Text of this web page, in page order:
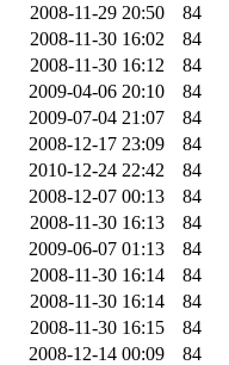
2008-11-29 20:50
84
2008-11-30 16:02
84
2008-11-30 16:12
84
2009-04-06 20:10
84
2009-07-04 21:07
84
2008-12-17 23:09
84
2010-12-24 22:42
84
2008-12-07 00:13
84
2008-11-30 16:13
84
2009-06-07 01:13
84
2008-11-30 16:14
84
2008-11-30 16:14
84
2008-11-30 16:15
84
2008-12-14 00:09
84